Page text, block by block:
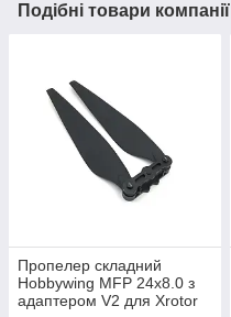
Подібні товари компанії
Пропелер складний
Hobbywing MFP 24x8.0 з
адаптером V2 для Xrotor